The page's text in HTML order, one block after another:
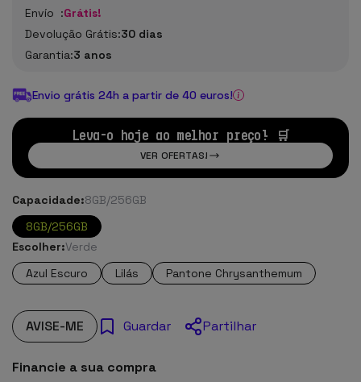
Envío :Grátis!
Devolução Grátis:30 dias
Garantia:3 anos
Envio grátis 24h a partir de 40 euros!
Leva-o hoje ao melhor preço! 🛒
VER OFERTAS!
Capacidade:8GB/256GB
8GB/256GB
Escolher:Verde
Azul Escuro
Lilás Pantone Chrysanthemum
AVISE-ME Guardar Partilhar
Financie a sua compra